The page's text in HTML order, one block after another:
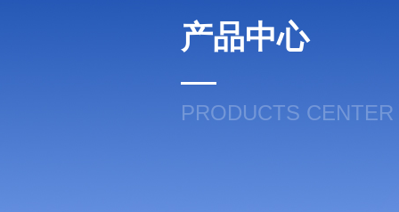
产品中心
PRODUCTS CENTER